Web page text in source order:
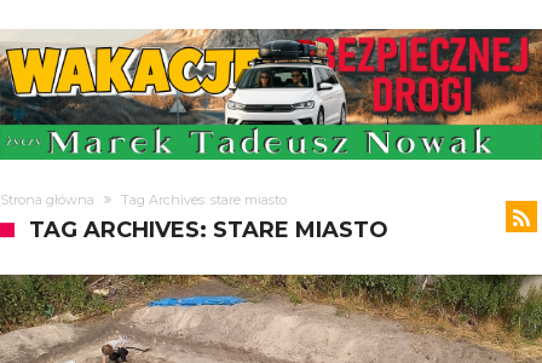
Strona główna Tag Archives: stare miasto
TAG ARCHIVES: STARE MIASTO